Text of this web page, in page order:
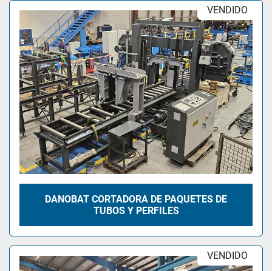
VENDIDO
DANOBAT CORTADORA DE PAQUETES DE
TUBOS Y PERFILES
VENDIDO